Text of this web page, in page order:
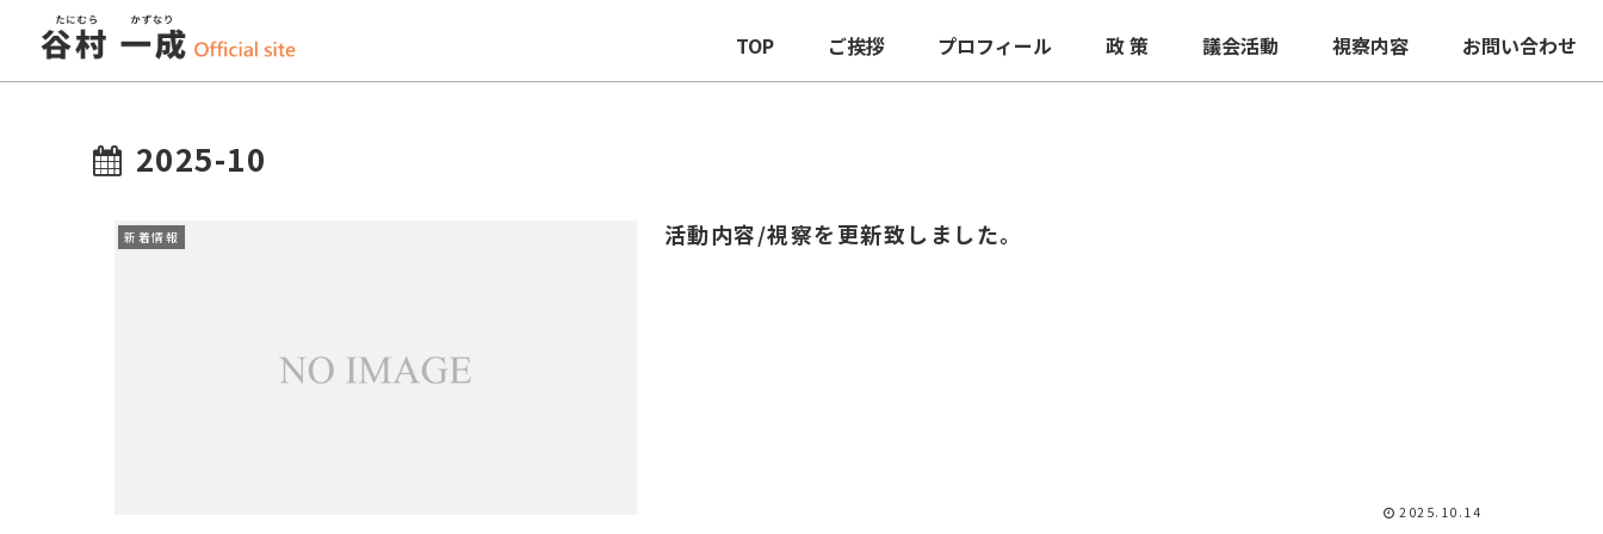
TOP ご挨拶 プロフィール 政 策 議会活動 視察内容 お問い合わせ
2025-10
新着情報 活動内容/視察を更新致しました。
2025.10.14